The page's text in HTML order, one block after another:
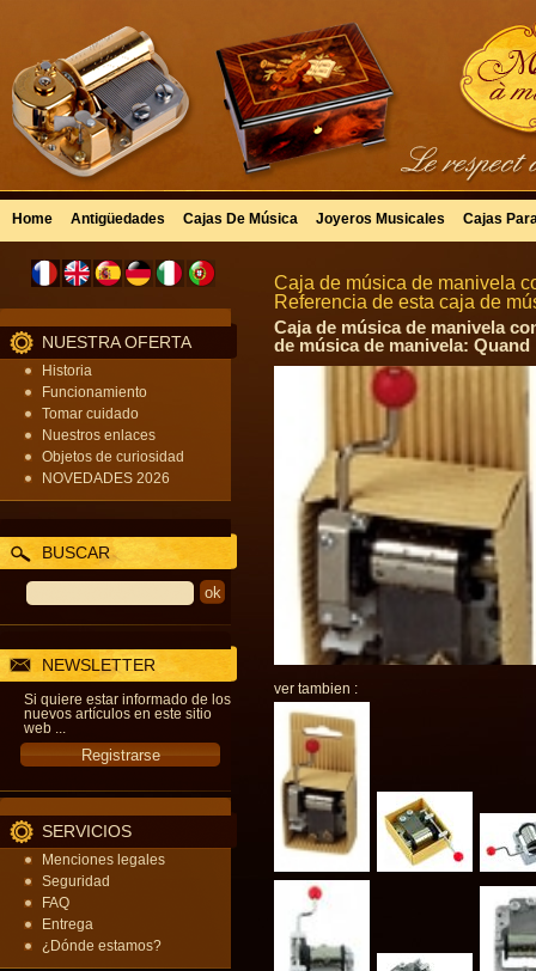
Home Antigüedades Cajas De Música Joyeros Musicales Cajas
NUESTRA OFERTA
Historia
Funcionamiento
Tomar cuidado
Nuestros enlaces
Objetos de curiosidad
NOVEDADES 2026
BUSCAR
NEWSLETTER
Si quiere estar informado de los
nuevos artículos en este sitio
web ...
SERVICIOS
Menciones legales
Seguridad
FAQ
Entrega
¿Dónde estamos?
Caja de música de manivela
Referencia de esta caja de
Caja de música de manivela
de música de manivela:
ver tambien :